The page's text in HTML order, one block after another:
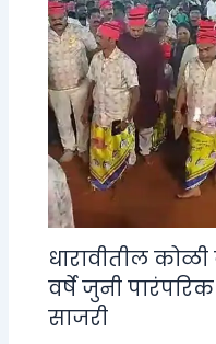
धारावीतील कोळी
वर्षे जुनी
साजरी